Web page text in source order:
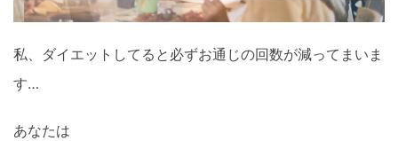
私、ダイエットしてると必ずお通じの回数が減ってまいま
す…
あなたは